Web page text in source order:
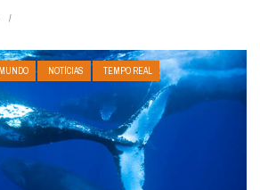
MUNDO NOTÍCIAS TEMPO REAL